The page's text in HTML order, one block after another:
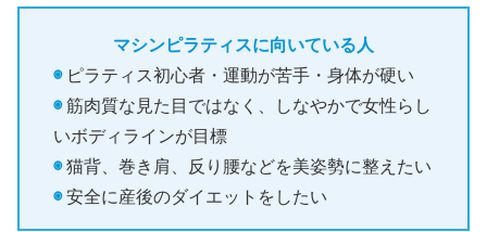
マシンピラティスに向いている人
◉ ピラティス初心者・運動が苦手・身体が硬い
◉筋肉質な見た目ではなく、しなやかで女性らし
いボディラインが目標
◉猫背、巻き肩、反り腰などを美姿勢に整えたい
◉安全に産後のダイエットをしたい